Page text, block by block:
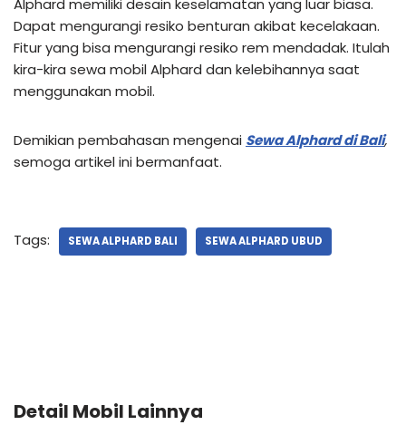
Alphard memiliki desain keselamatan yang luar biasa.
Dapat mengurangi resiko benturan akibat kecelakaan.
Fitur yang bisa mengurangi resiko rem mendadak. Itulah
kira-kira sewa mobil Alphard dan kelebihannya saat
menggunakan mobil.
Demikian pembahasan mengenai Sewa Alphard di Bali,
semoga artikel ini bermanfaat.
Tags: SEWA ALPHARD BALI SEWA ALPHARD UBUD
Detail Mobil Lainnya